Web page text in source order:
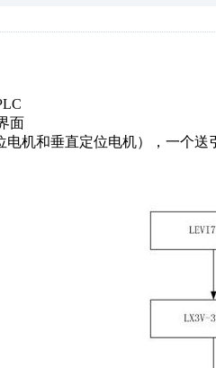
面
电机和垂直定位电机），一个